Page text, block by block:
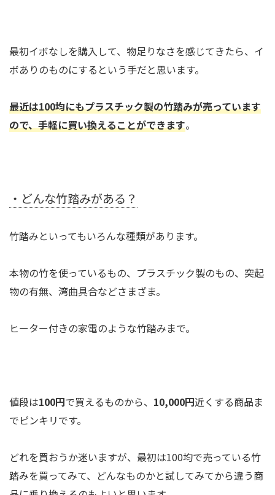
最初イボなしを購入して、物足りなさを感じてきたら、イ
ボありのものにするという手だと思います。
最近は100均にもプラスチック製の竹踏みが売っています
ので、手軽に買い換えることができます。
・どんな竹踏みがある？
竹踏みといってもいろんな種類があります。
本物の竹を使っているもの、プラスチック製のもの、突起
物の有無、湾曲具合などさまざま。
ヒーター付きの家電のような竹踏みまで。
値段は100円で買えるものから、 10,000円近くする商品ま
でピンキリです。
どれを買おうか迷いますが、最初は100均で売っている竹
踏みを買ってみて、どんなものかと試してみてから違う商